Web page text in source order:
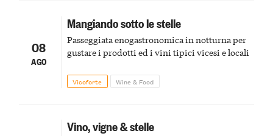
08
AGO
Mangiando sotto le stelle
Passeggiata enogastronomica in notturna per
gustare i prodotti ed i vini tipici vicesi e locali
Vicoforte Wine & Food
Vino, vigne & stelle